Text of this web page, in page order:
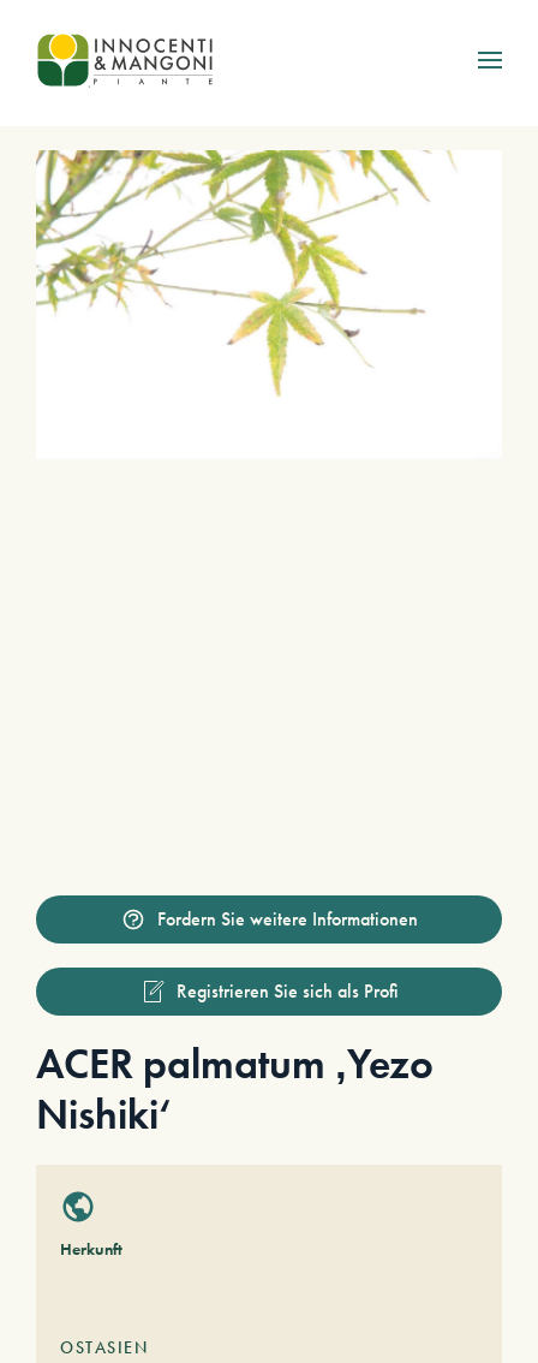
Skip to main content
Fordern Sie weitere Informationen
Registrieren Sie sich als Profi
ACER palmatum ‚Yezo
Nishiki‘
Herkunft
OSTASIEN